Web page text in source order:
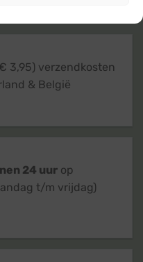
3,95) verzendkosten
& België
24 uur op
t/m vrijdag)